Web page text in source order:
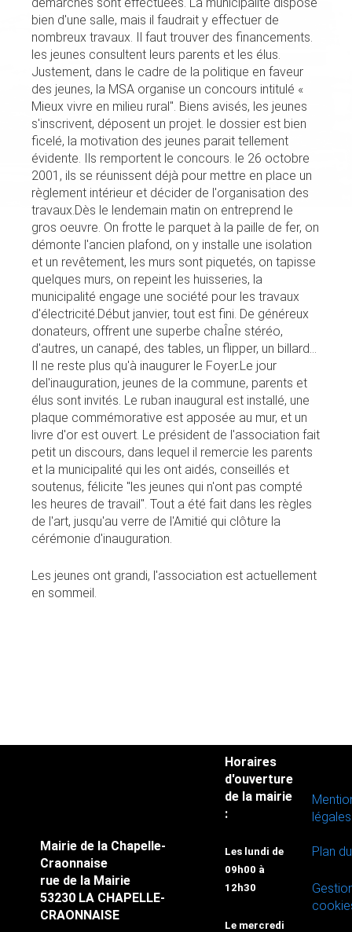
bien d'une salle, mais il faudrait y effectuer de
nombreux travaux. Il faut trouver des financements.
les jeunes consultent leurs parents et les élus.
Justement, dans le cadre de la politique en faveur
des jeunes, la MSA organise un concours intitulé «
Mieux vivre en mi­lieu rural". Biens avisés, les jeunes
s'inscrivent, déposent un projet. le dossier est bien
ficelé, la motivation des jeunes parait tellement
évidente. Ils remportent le concours. le 26 octobre
2001, ils se réunissent déjà pour mettre en place un
règlement intérieur et décider de l'organisation des
travaux.Dès le lendemain matin on entreprend le
gros oeuvre. On frotte le parquet à la paille de fer, on
démonte l'ancien plafond, on y installe une isolation
et un revêtement, les murs sont piquetés, on tapisse
quelques murs, on repeint les huisseries, la
municipalité engage une société pour les travaux
d'électricité.Début janvier, tout est fini. De généreux
donateurs, offrent une superbe chaÎne stéréo,
d'autres, un canapé, des tables, un flipper, un billard...
Il ne reste plus qu'à inaugurer le Foyer.Le jour
del'inauguration, jeunes de la commune, parents et
élus sont invités. Le ruban inaugural est installé, une
plaque commémorative est apposée au mur, et un
livre d'or est ouvert. Le président de l'association fait
petit un discours, dans lequel il remercie les parents
et la municipalité qui les ont aidés, conseillés et
soutenus, félicite "les jeunes qui n'ont pas compté
les heures de travail". Tout a été fait dans les règles
de l'art, jusqu'au verre de l'Amitié qui clôture la
cérémonie d'inauguration.
Les jeunes ont grandi, l'association est actuellement
en sommeil.
Mairie de la Chapelle-
Craonnaise
rue de la Mairie
53230 LA CHAPELLE-
CRAONNAISE
Horaires
d'ouverture
de la mairie
:
Les lundi de
09h00 à
12h30
Le mercredi
légales
Plan